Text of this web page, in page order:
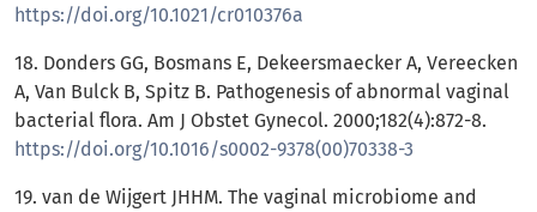
https://doi.org/10.1021/cr010376a
18. Donders GG, Bosmans E, Dekeersmaecker A, Vereecken
A, Van Bulck B, Spitz B. Pathogenesis of abnormal vaginal
bacterial flora. Am J Obstet Gynecol. 2000;182(4):872-8.
https://doi.org/10.1016/s0002-9378(00)70338-3
19. van de Wijgert JHHM. The vaginal microbiome and